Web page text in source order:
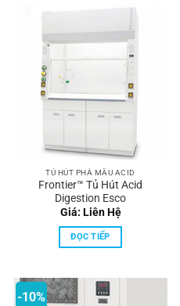
TỦ HÚT PHÁ MẪU ACID
Frontier™ Tủ Hút Acid
Digestion Esco
Giá: Liên Hệ
ĐỌC TIẾP
-10%